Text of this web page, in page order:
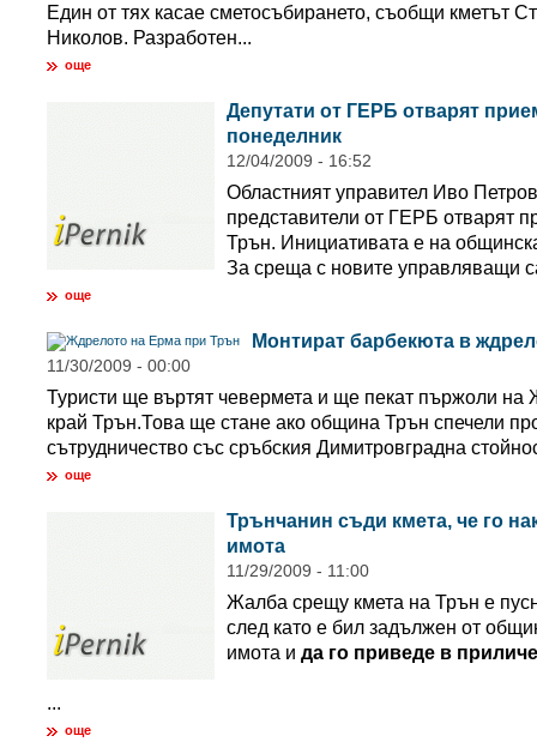
Един от тях касае сметосъбирането, съобщи кметът
Николов. Разработен...
още
Депутати от ГЕРБ отварят
понеделник
12/04/2009 - 16:52
Областният управител Иво
представители от ГЕРБ отварят
Трън. Инициативата е на
За среща с новите управляващи
още
Монтират барбекюта в
11/30/2009 - 00:00
Туристи ще въртят чевермета и ще пекат пържоли
край Трън.Това ще стане ако община Трън спечели
сътрудничество със сръбския Димитровградна
още
Трънчанин съди кмета, че го
имота
11/29/2009 - 11:00
Жалба срещу кмета на Трън е
след като е бил задължен от
имота и да го приведе в
...
още